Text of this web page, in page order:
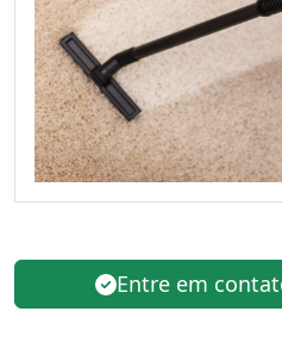
Entre em